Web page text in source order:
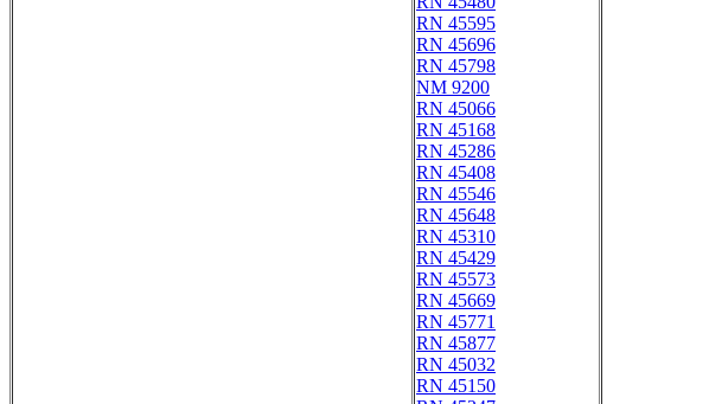
RN 45595
RN 45696
RN 45798
NM 9200
RN 45066
RN 45168
RN 45286
RN 45408
RN 45546
RN 45648
RN 45310
RN 45429
RN 45573
RN 45669
RN 45771
RN 45877
RN 45032
RN 45150